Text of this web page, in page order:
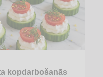
kopdarbošanās